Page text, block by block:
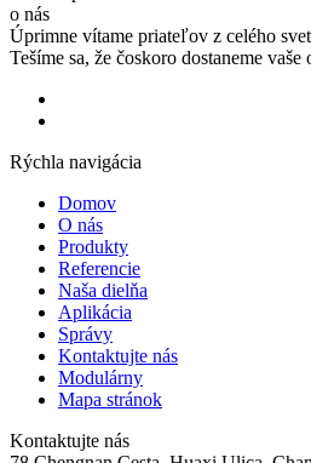
o nás
Úprimne vítame priateľov z celého
Tešíme sa, že čoskoro dostaneme vaše
Rýchla navigácia
Domov
O nás
Produkty
Referencie
Naša dielňa
Aplikácia
Správy
Kontaktujte nás
Modulárny
Mapa stránok
Kontaktujte nás